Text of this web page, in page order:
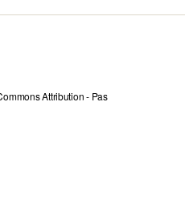
Attribution - Pas